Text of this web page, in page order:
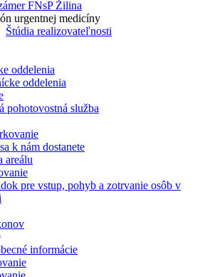
FNsP Žilina
urgentnej medicíny
Štúdia realizovateľnosti
oddelenia
oddelenia
pohotovostná služba
k nám dostanete
areálu
pre vstup, pohyb a zotrvanie osôb v
informácie